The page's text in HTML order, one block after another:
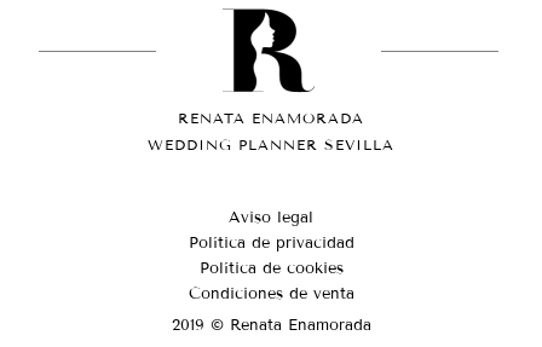
RENATA ENAMORADA
WEDDING PLANNER SEVILLA
Aviso legal
Política de privacidad
Política de cookies
Condiciones de venta
2019 © Renata Enamorada